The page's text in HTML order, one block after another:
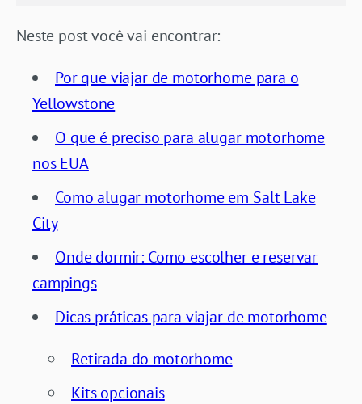
Neste post você vai encontrar:
Por que viajar de motorhome para o
Yellowstone
O que é preciso para alugar motorhome
nos EUA
Como alugar motorhome em Salt Lake
City
Onde dormir: Como escolher e reservar
campings
Dicas práticas para viajar de motorhome
Retirada do motorhome
Kits opcionais